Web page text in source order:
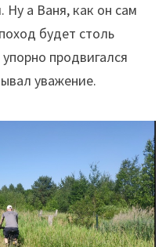
Ну а Ваня, как он сам
будет столь
продвигался
уважение.